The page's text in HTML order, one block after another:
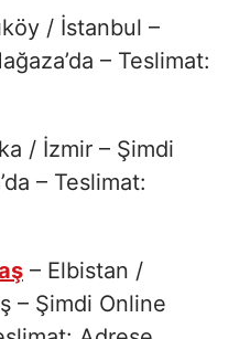
/ İstanbul –
– Teslimat:
/ İzmir – Şimdi
– Teslimat:
– Elbistan /
– Şimdi Online